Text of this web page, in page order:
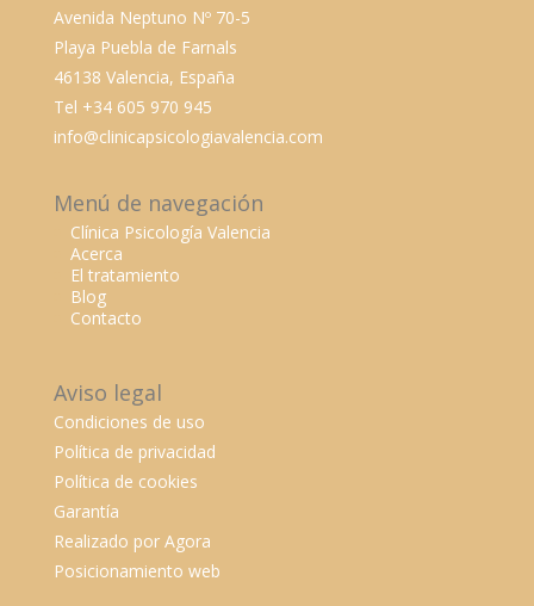
Avenida Neptuno Nº 70-5
Playa Puebla de Farnals
46138 Valencia, España
Tel +34 605 970 945
info@clinicapsicologiavalencia.com
Menú de navegación
Clínica Psicología Valencia
Acerca
El tratamiento
Blog
Contacto
Aviso legal
Condiciones de uso
Política de privacidad
Política de cookies
Garantía
Realizado por Agora
Posicionamiento web